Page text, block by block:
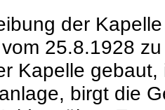
der
25.8.1928
Kapelle
birgt die